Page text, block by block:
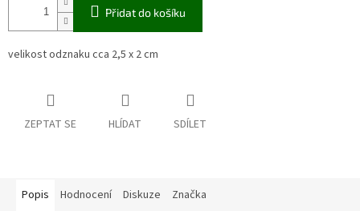
Přidat do košíku
velikost odznaku cca 2,5 x 2 cm
ZEPTAT SE HLÍDAT SDÍLET
Popis Hodnocení Diskuze Značka